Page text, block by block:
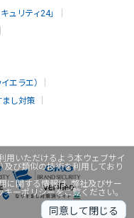
用いただけるよう本ウェブサイ
及び類似の技術を利用しており
に関する情報は、弊社及びサー
キーポリシーをご覧ください。
同意して閉じる
ュリティ24」
エラエ）
まし対策